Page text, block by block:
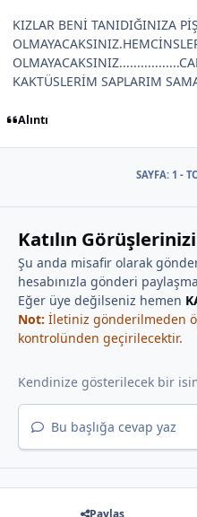
KIZLAR BENİ TANIDIĞINIZA
KAKTÜSLERİM SAPLARIM
Alıntı
SAYFA: 1 -
Katılın
Şu anda misafir olarak
hesabınızla gönderi
Eğer üye değilseniz hemen
Not: İletiniz gönderilmeden
kontrolünden geçirilecektir.
Bu başlığa cevap yaz
Paylaş